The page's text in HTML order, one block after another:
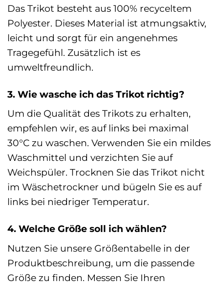
Das Trikot besteht aus 100% recyceltem
Polyester. Dieses Material ist atmungsaktiv,
leicht und sorgt für ein angenehmes
Tragegefühl. Zusätzlich ist es
umweltfreundlich.
3. Wie wasche ich das Trikot richtig?
Um die Qualität des Trikots zu erhalten,
empfehlen wir, es auf links bei maximal
30°C zu waschen. Verwenden Sie ein mildes
Waschmittel und verzichten Sie auf
Weichspüler. Trocknen Sie das Trikot nicht
im Wäschetrockner und bügeln Sie es auf
links bei niedriger Temperatur.
4. Welche Größe soll ich wählen?
Nutzen Sie unsere Größentabelle in der
Produktbeschreibung, um die passende
Größe zu finden. Messen Sie Ihren